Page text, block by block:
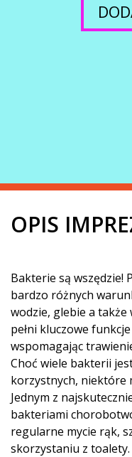
OPIS
Bakterie są wszędzie!
bardzo różnych
wodzie, glebie a także
pełni kluczowe
wspomagając
Choć wiele bakterii
korzystnych, niektóre
Jednym z
bakteriami
regularne mycie rąk,
skorzystaniu z